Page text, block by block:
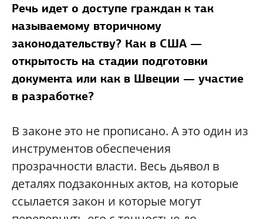
Речь идет о доступе граждан к так
называемому вторичному
законодательству? Как в США —
открытость на стадии подготовки
документа или как в Швеции — участие
в разработке?
В законе это не прописано. А это один из
инструментов обеспечения
прозрачности власти. Весь дьявол в
деталях подзаконных актов, на которые
ссылается закон и которые могут